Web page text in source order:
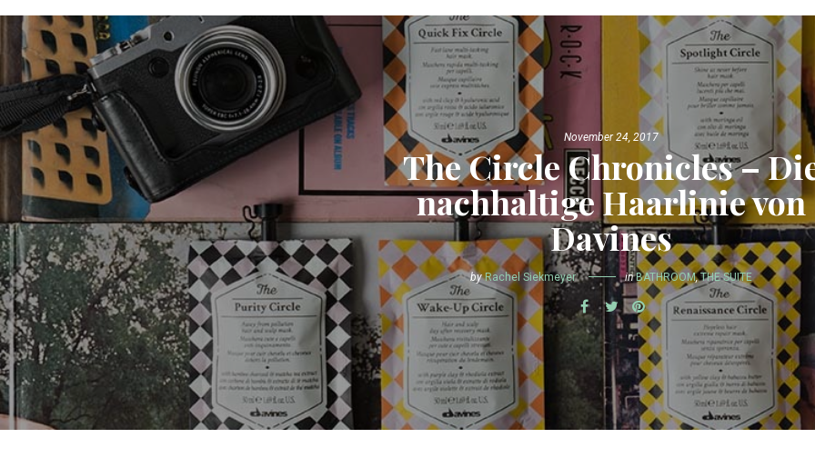
November 24, 2017
The Circle Chronicles –
nachhaltige Haarlinie von
Davines
byRachel Siekmeyer inBATHROOM,THE SUITE